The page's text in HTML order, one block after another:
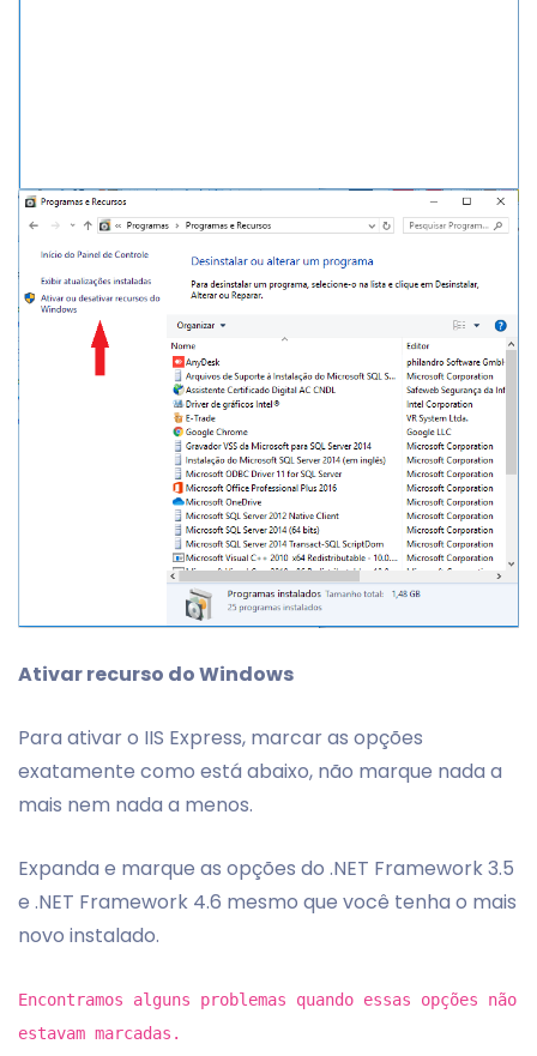
Ativar recurso do Windows
Para ativar o IIS Express, marcar as opções
exatamente como está abaixo, não marque nada a
mais nem nada a menos.
Expanda e marque as opções do .NET Framework 3.5
e .NET Framework 4.6 mesmo que você tenha o mais
novo instalado.
Encontramos alguns problemas quando essas opções não
estavam marcadas.